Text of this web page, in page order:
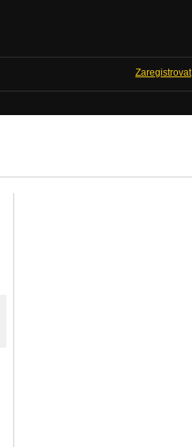
Zaregistrovat